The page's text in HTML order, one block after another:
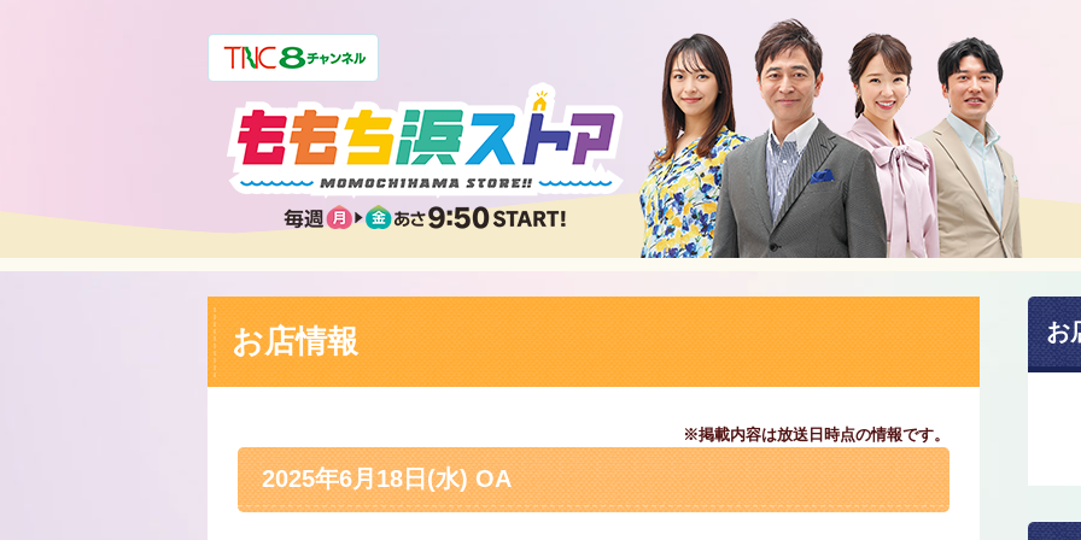
お店情報
※掲載内容は放送日時点の情報です。
2025年6月18日(水) OA
お